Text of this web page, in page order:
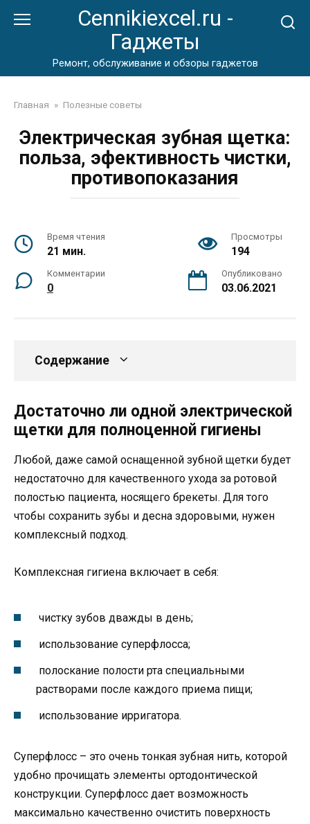
Cennikiexcel.ru -
Гаджеты
Ремонт, обслуживание и обзоры гаджетов
Главная » Полезные советы
Электрическая зубная щетка:
польза, эфективность чистки,
противопоказания
Время чтения
21 мин.
Просмотры
194
Комментарии
0
Опубликовано
03.06.2021
Содержание
Достаточно ли одной электрической
щетки для полноценной гигиены
Любой, даже самой оснащенной зубной щетки будет
недостаточно для качественного ухода за ротовой
полостью пациента, носящего брекеты. Для того
чтобы сохранить зубы и десна здоровыми, нужен
комплексный подход.
Комплексная гигиена включает в себя:
чистку зубов дважды в день;
использование суперфлосса;
полоскание полости рта специальными
растворами после каждого приема пищи;
использование ирригатора.
Суперфлосс – это очень тонкая зубная нить, которой
удобно прочищать элементы ортодонтической
конструкции. Суперфлосс дает возможность
максимально качественно очистить поверхность